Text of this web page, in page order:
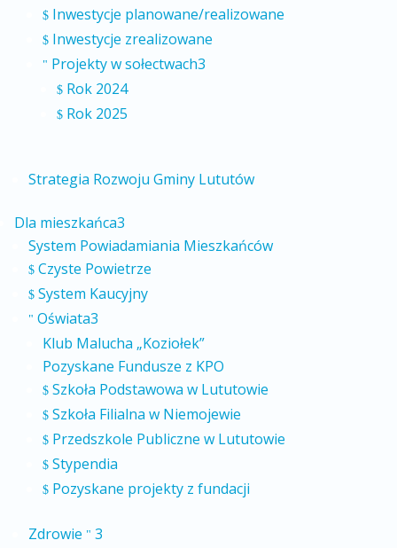
$ Inwestycje planowane/realizowane
$ Inwestycje zrealizowane
" Projekty w sołectwach3
$ Rok 2024
$ Rok 2025
Strategia Rozwoju Gminy Lututów
Dla mieszkańca3
System Powiadamiania Mieszkańców
$ Czyste Powietrze
$ System Kaucyjny
" Oświata3
Klub Malucha „Koziołek”
Pozyskane Fundusze z KPO
$ Szkoła Podstawowa w Lututowie
$ Szkoła Filialna w Niemojewie
$ Przedszkole Publiczne w Lututowie
$ Stypendia
$ Pozyskane projekty z fundacji
Zdrowie " 3